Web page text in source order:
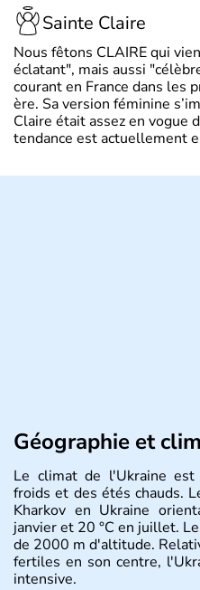
Sainte Claire
Nous fêtons CLAIRE qui
éclatant", mais aussi
courant en France dans les
ère. Sa version féminine
Claire était assez en vogue
tendance est actuellement
Géographie et
Le climat de l'Ukraine est
froids et des étés chauds.
Kharkov en Ukraine
janvier et 20 °C en juillet.
de 2000 m d'altitude.
fertiles en son centre,
intensive.